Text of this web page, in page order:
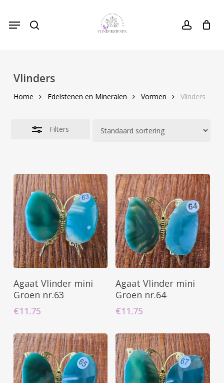
main
account
Menu Close
Cart
Vlinders
Home Edelstenen en Mineralen Vormen Vlinders
Filters
Close
Toevoegen Aan
Winkelwagen
Agaat Vlinder mini
Groen nr.63
€11.75
Toevoegen Aan
Winkelwagen
Agaat Vlinder mini
Groen nr.64
€11.75